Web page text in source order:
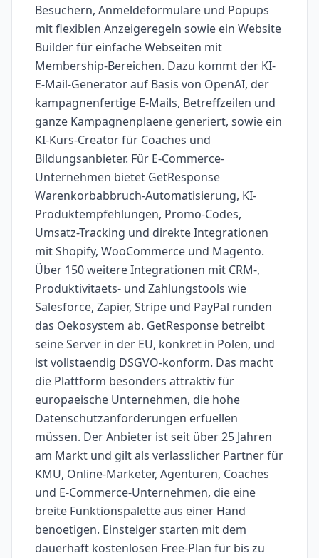
Besuchern, Anmeldeformulare und Popups
mit flexiblen Anzeigeregeln sowie ein Website
Builder für einfache Webseiten mit
Membership-Bereichen. Dazu kommt der KI-
E-Mail-Generator auf Basis von OpenAI, der
kampagnenfertige E-Mails, Betreffzeilen und
ganze Kampagnenplaene generiert, sowie ein
KI-Kurs-Creator für Coaches und
Bildungsanbieter. Für E-Commerce-
Unternehmen bietet GetResponse
Warenkorbabbruch-Automatisierung, KI-
Produktempfehlungen, Promo-Codes,
Umsatz-Tracking und direkte Integrationen
mit Shopify, WooCommerce und Magento.
Über 150 weitere Integrationen mit CRM-,
Produktivitaets- und Zahlungstools wie
Salesforce, Zapier, Stripe und PayPal runden
das Oekosystem ab. GetResponse betreibt
seine Server in der EU, konkret in Polen, und
ist vollstaendig DSGVO-konform. Das macht
die Plattform besonders attraktiv für
europaeische Unternehmen, die hohe
Datenschutzanforderungen erfuellen
müssen. Der Anbieter ist seit über 25 Jahren
am Markt und gilt als verlasslicher Partner für
KMU, Online-Marketer, Agenturen, Coaches
und E-Commerce-Unternehmen, die eine
breite Funktionspalette aus einer Hand
benoetigen. Einsteiger starten mit dem
dauerhaft kostenlosen Free-Plan für bis zu